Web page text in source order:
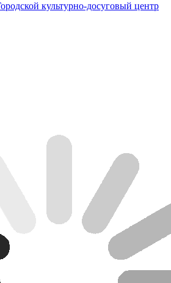
культурно-досуговый центр